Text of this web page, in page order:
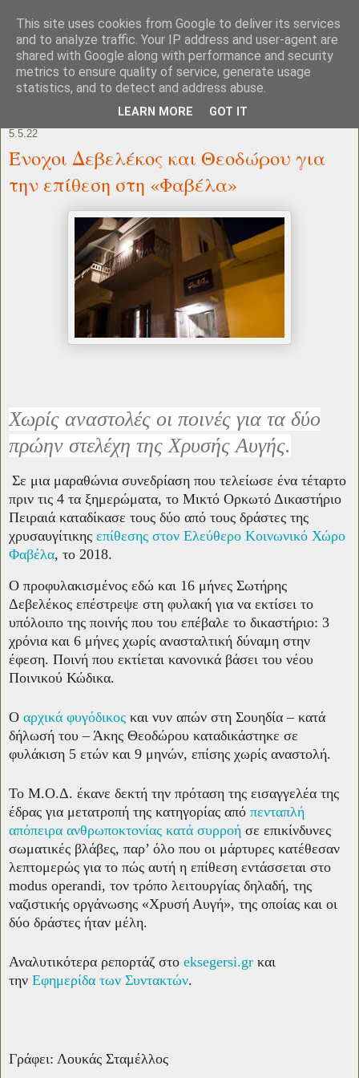
5.5.22
Ένοχοι Δεβελέκος και Θεοδώρου για
την επίθεση στη «Φαβέλα»
Χωρίς αναστολές οι ποινές για τα δύο
πρώην στελέχη της Χρυσής Αυγής.
Σε μια μαραθώνια συνεδρίαση που τελείωσε ένα τέταρτο
πριν τις 4 τα ξημερώματα, το Μικτό Ορκωτό Δικαστήριο
Πειραιά καταδίκασε τους δύο από τους δράστες της
χρυσαυγίτικης επίθεσης στον Ελεύθερο Κοινωνικό Χώρο
Φαβέλα, το 2018.
Ο προφυλακισμένος εδώ και 16 μήνες Σωτήρης
Δεβελέκος επέστρεψε στη φυλακή για να εκτίσει το
υπόλοιπο της ποινής που του επέβαλε το δικαστήριο: 3
χρόνια και 6 μήνες χωρίς ανασταλτική δύναμη στην
έφεση. Ποινή που εκτίεται κανονικά βάσει του νέου
Ποινικού Κώδικα.
Ο αρχικά φυγόδικος και νυν απών στη Σουηδία – κατά
δήλωσή του – Άκης Θεοδώρου καταδικάστηκε σε
φυλάκιση 5 ετών και 9 μηνών, επίσης χωρίς αναστολή.
Το Μ.Ο.Δ. έκανε δεκτή την πρόταση της εισαγγελέα της
έδρας για μετατροπή της κατηγορίας από πενταπλή
απόπειρα ανθρωποκτονίας κατά συρροή σε επικίνδυνες
σωματικές βλάβες, παρ’ όλο που οι μάρτυρες κατέθεσαν
λεπτομερώς για το πώς αυτή η επίθεση εντάσσεται στο
modus operandi, τον τρόπο λειτουργίας δηλαδή, της
ναζιστικής οργάνωσης «Χρυσή Αυγή», της οποίας και οι
δύο δράστες ήταν μέλη.
Αναλυτικότερα ρεπορτάζ στο eksegersi.gr και
την Εφημερίδα των Συντακτών.
Γράφει: Λουκάς Σταμέλλος
This site uses cookies from Google to deliver its services
and to analyze traffic. Your IP address and user-agent are
shared with Google along with performance and security
metrics to ensure quality of service, generate usage
statistics, and to detect and address abuse.
LEARN MORE GOT IT